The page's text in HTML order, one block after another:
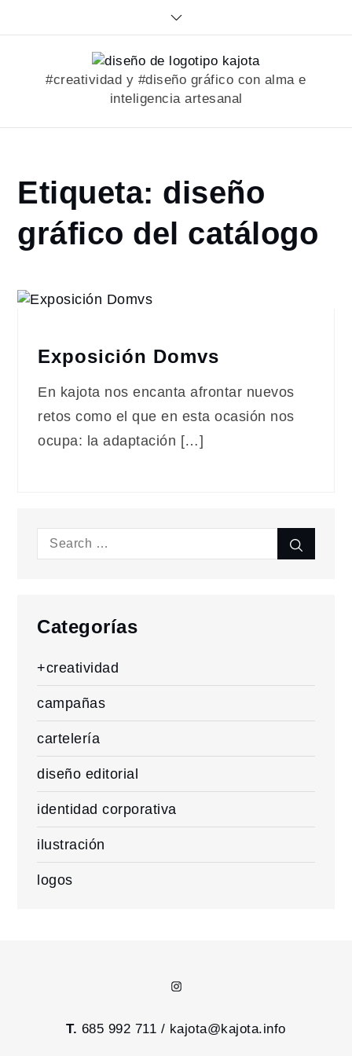
#creatividad y #diseño gráfico con alma e
inteligencia artesanal
Home
portfolio
diseño
gráfico
Etiqueta: diseño
gráfico del catálogo
Exposición Domvs
En kajota nos encanta afrontar nuevos
retos como el que en esta ocasión nos
ocupa: la adaptación […]
Search
Categorías
+creatividad
campañas
cartelería
diseño editorial
identidad corporativa
ilustración
logos
Instagram
T. 685 992 711 / kajota@kajota.info